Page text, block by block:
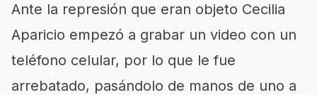
Ante la represión que eran objeto Cecilia
Aparicio empezó a grabar un video con un
teléfono celular, por lo que le fue
arrebatado, pasándolo de manos de uno a